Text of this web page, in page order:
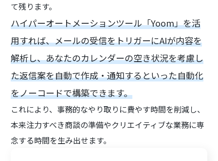
て残ります。
ハイパーオートメーションツール「Yoom」を活
用すれば、メールの受信をトリガーにAIが内容を
解析し、あなたのカレンダーの空き状況を考慮し
た返信案を自動で作成・通知するといった自動化
をノーコードで構築できます。
これにより、事務的なやり取りに費やす時間を削減し、
本来注力すべき商談の準備やクリエイティブな業務に専
念する時間を生み出せます。